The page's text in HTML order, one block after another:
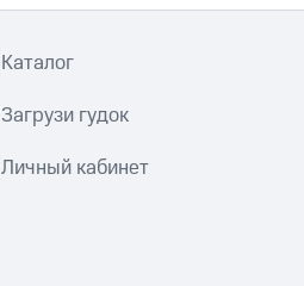
Каталог
Загрузи гудок
Личный кабинет